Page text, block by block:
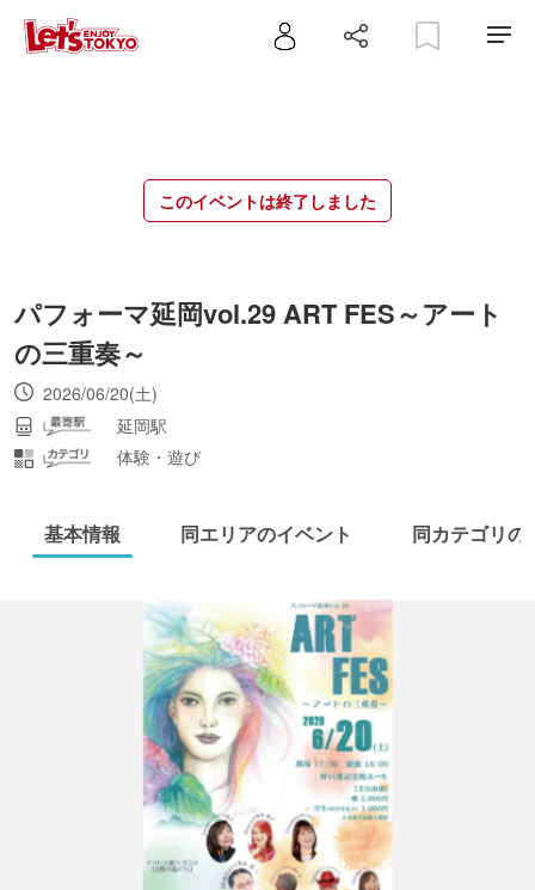
このイベントは終了しました
パフォーマ延岡vol.29 ART FES～アート
の三重奏～
2026/06/20(土)
延岡駅
体験・遊び
基本情報 同エリアのイベント 同カテゴリの